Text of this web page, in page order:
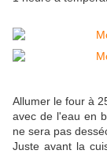
Allumer le four à
avec de l'eau en
ne sera pas
Juste avant la